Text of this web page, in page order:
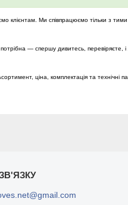
клієнтам. Ми співпрацюємо тільки з
— спершу дивитесь,
ціна, комплектація та технічні